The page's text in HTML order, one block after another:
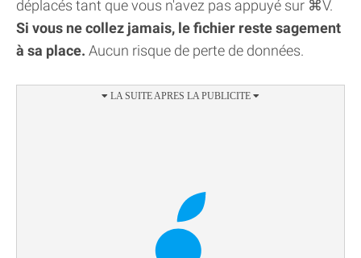
déplacés tant que vous n'avez pas appuyé sur ⌘V.
Si vous ne collez jamais, le fichier reste sagement
à sa place. Aucun risque de perte de données.